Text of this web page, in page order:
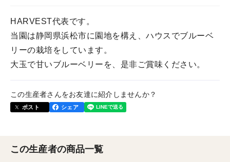
HARVEST代表です。
当園は静岡県浜松市に園地を構え、ハウスでブルーベ
リーの栽培をしています。
大玉で甘いブルーベリーを、是非ご賞味ください。
この生産者さんをお友達に紹介しませんか？
ポスト シェア
この生産者の商品一覧